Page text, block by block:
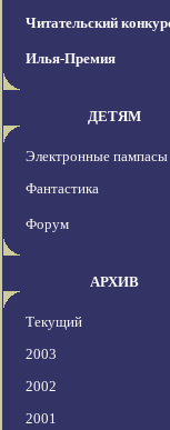
Читательский
Илья-Премия
ДЕТЯМ
Электронные пампасы
Фантастика
Форум
АРХИВ
Текущий
2003
2002
2001